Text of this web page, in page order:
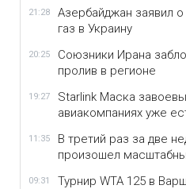
21:28
Азербайджан заявил о
газ в Украину
20:25
Союзники Ирана
пролив в регионе
19:27
Starlink Маска
авиакомпаниях уже
11:35
В третий раз за две
произошел
09:31
Турнир WTA 125 в